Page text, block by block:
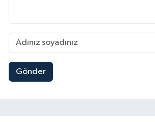
Gönder